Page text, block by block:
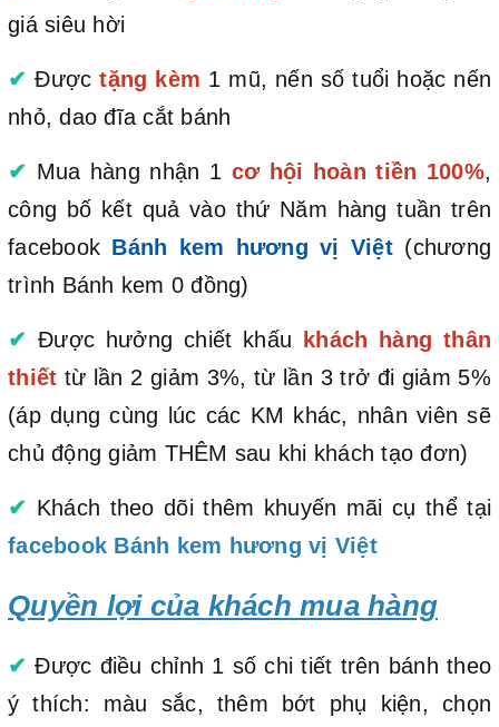
giá siêu hời
✔ Được tặng kèm 1 mũ, nến số tuổi hoặc nến
nhỏ, dao đĩa cắt bánh
✔ Mua hàng nhận 1 cơ hội hoàn tiền 100%,
công bố kết quả vào thứ Năm hàng tuần trên
facebook Bánh kem hương vị Việt(chương
trình Bánh kem 0 đồng)
✔ Được hưởng chiết khấu khách hàng thân
thiết từ lần 2 giảm 3%, từ lần 3 trở đi giảm 5%
(áp dụng cùng lúc các KM khác, nhân viên sẽ
chủ động giảm THÊM sau khi khách tạo đơn)
✔ Khách theo dõi thêm khuyến mãi cụ thể tại
facebook Bánh kem hương vị Việt
Quyền lợi của khách mua hàng
✔ Được điều chỉnh 1 số chi tiết trên bánh theo
ý thích: màu sắc, thêm bớt phụ kiện, chọn